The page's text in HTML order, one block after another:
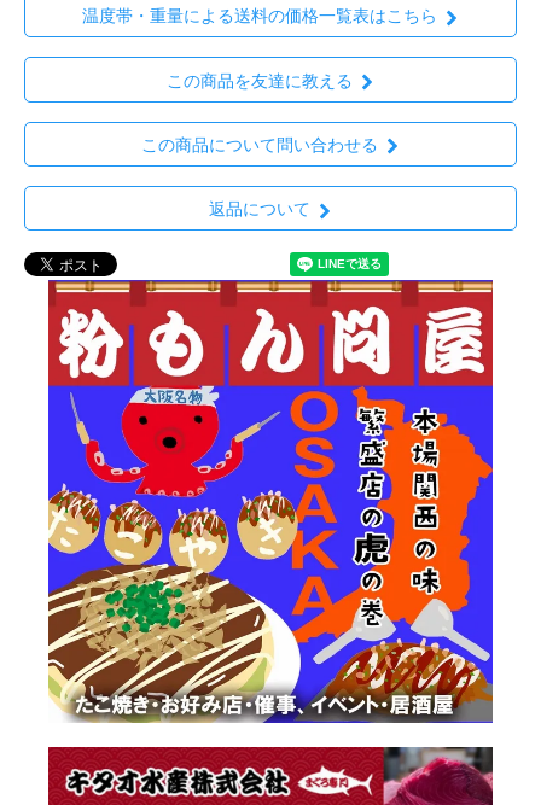
温度帯・重量による送料の価格一覧表はこちら
この商品を友達に教える
この商品について問い合わせる
返品について